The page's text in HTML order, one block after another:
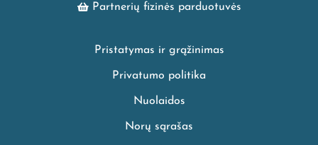
Partnerių fizinės parduotuvės
Pristatymas ir grąžinimas
Privatumo politika
Nuolaidos
Norų sąrašas